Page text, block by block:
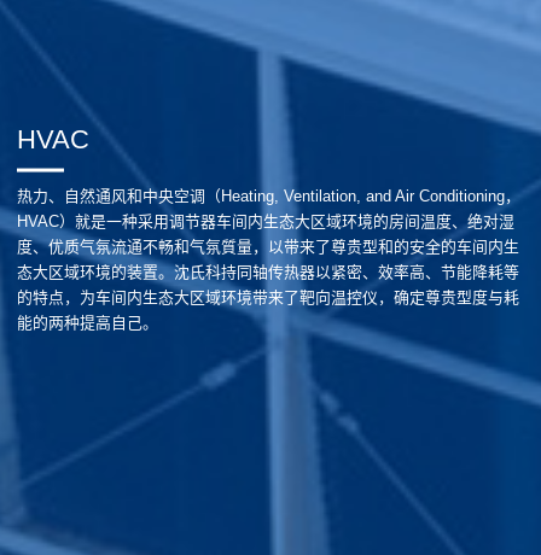
HVAC
热力、自然通风和中央空调（Heating, Ventilation, and Air Conditioning，
HVAC）就是一种采用调节器车间内生态大区域环境的房间温度、绝对湿
度、优质气氛流通不畅和气氛質量，以带来了尊贵型和的安全的车间内生
态大区域环境的装置。沈氏科持同轴传热器以紧密、效率高、节能降耗等
的特点，为车间内生态大区域环境带来了靶向温控仪，确定尊贵型度与耗
能的两种提高自己。